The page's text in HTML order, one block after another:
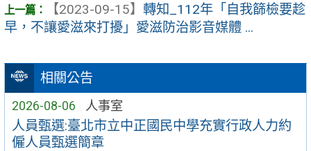
相關公告
2026-08-06 人事室
人員甄選:臺北市立中正國民中學充實行政人力約
僱人員甄選簡章
【2023-09-15】 轉知_112年「自我篩檢要趁
早，不讓愛滋來打擾」愛滋防治影音媒體 ...